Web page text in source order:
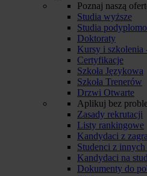
Poznaj naszą
Studia wyższe
Studia
Doktoraty
Kursy i szkolenia
Certyfikacje
Szkoła Językowa
Szkoła Trenerów
Drzwi Otwarte
Aplikuj bez
Zasady rekrutacji
Listy rankingowe
Kandydaci z
Studenci z
Kandydaci na
Dokumenty do